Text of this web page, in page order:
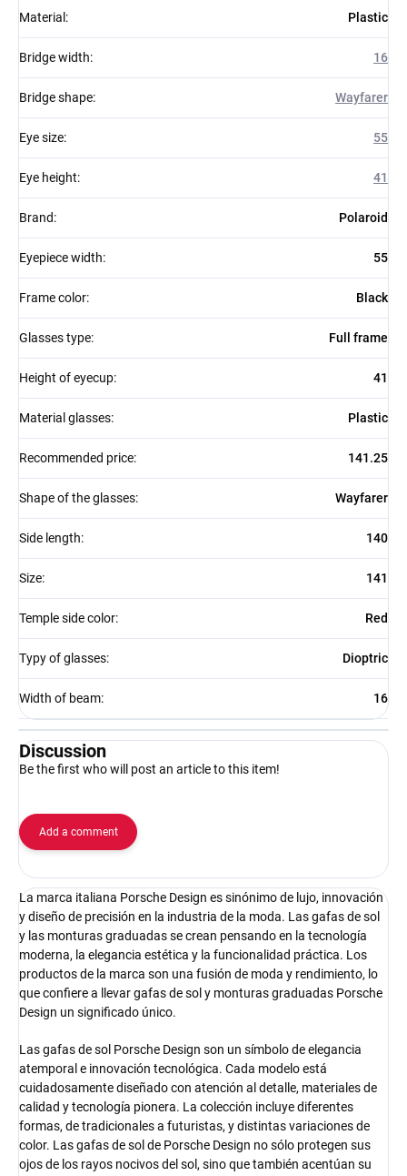
Material : Plastic
Bridge width: 16
Bridge shape: Wayfarer
Eye size: 55
Eye height: 41
Brand: Polaroid
Eyepiece width: 55
Frame color: Black
Glasses type: Full frame
Height of eyecup: 41
Material glasses: Plastic
Recommended price: 141.25
Shape of the glasses: Wayfarer
Side length: 140
Size: 141
Temple side color: Red
Typy of glasses: Dioptric
Width of beam: 16
Discussion
Be the first who will post an article to this item!
Add a comment
La marca italiana Porsche Design es sinónimo de lujo, innovación
y diseño de precisión en la industria de la moda. Las gafas de sol
y las monturas graduadas se crean pensando en la tecnología
moderna, la elegancia estética y la funcionalidad práctica. Los
productos de la marca son una fusión de moda y rendimiento, lo
que confiere a llevar gafas de sol y monturas graduadas Porsche
Design un significado único.
Las gafas de sol Porsche Design son un símbolo de elegancia
atemporal e innovación tecnológica. Cada modelo está
cuidadosamente diseñado con atención al detalle, materiales de
calidad y tecnología pionera. La colección incluye diferentes
formas, de tradicionales a futuristas, y distintas variaciones de
color. Las gafas de sol de Porsche Design no sólo protegen sus
ojos de los rayos nocivos del sol, sino que también acentúan su